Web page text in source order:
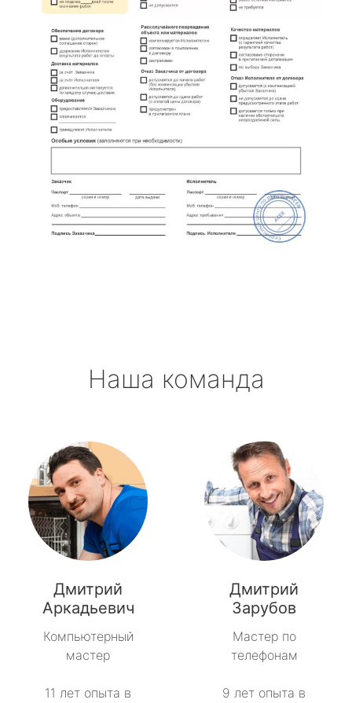
Наша команда
Дмитрий
Аркадьевич
Компьютерный
мастер
11 лет опыта в
Дмитрий
Зарубов
Мастер по
телефонам
9 лет опыта в